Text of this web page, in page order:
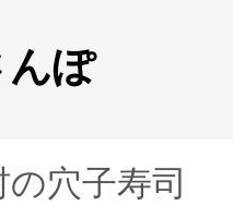
ぽ
穴子寿司